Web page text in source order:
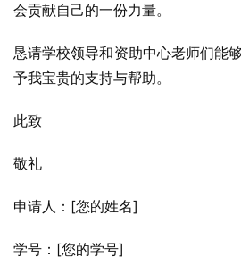
会贡献自己的一份力量。
恳请学校领导和资助中心老师们能
予我宝贵的支持与帮助。
此致
敬礼
申请人：[您的姓名]
学号：[您的学号]